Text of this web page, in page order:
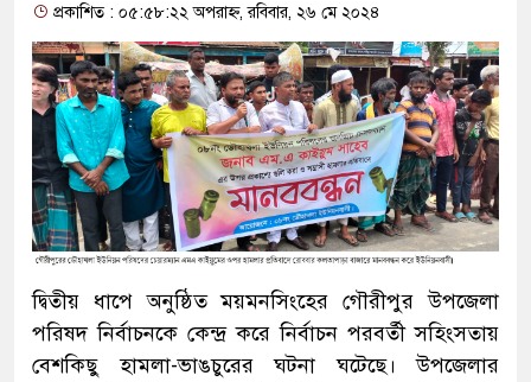
প্রকাশিত : ০৫:৫৮:২২ অপরাহ্ন, রবিবার, ২৬ মে ২০২৪
দ্বিতীয় ধাপে অনুষ্ঠিত ময়মনসিংহের গৌরীপুর উপজেলা
পরিষদ নির্বাচনকে কেন্দ্র করে নির্বাচন পরবর্তী সহিংসতায়
বেশকিছু হামলা-ভাঙচুরের ঘটনা ঘটেছে। উপজেলার